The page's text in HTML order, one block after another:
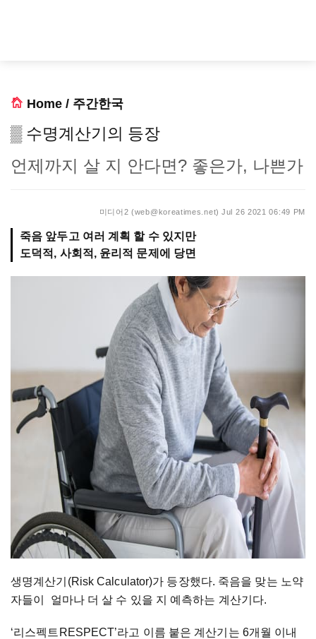
Home / 주간한국
▒ 수명계산기의 등장
언제까지 살 지 안다면? 좋은가, 나쁜가
미디어2 (web@koreatimes.net) Jul 26 2021 06:49 PM
죽음 앞두고 여러 계획 할 수 있지만
도덕적, 사회적, 윤리적 문제에 당면
생명계산기(Risk Calculator)가 등장했다. 죽음을 맞는 노약
자들이 얼마나 더 살 수 있을 지 예측하는 계산기다.
‘리스펙트RESPECT’라고 이름 붙은 계산기는 6개월 이내